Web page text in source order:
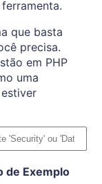
que basta
precisa.
em PHP
uma
de Exemplo